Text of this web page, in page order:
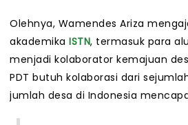
Olehnya, Wamendes Ariza
akademika ISTN, termasuk para
menjadi kolaborator kemajuan
PDT butuh kolaborasi dari
jumlah desa di Indonesia